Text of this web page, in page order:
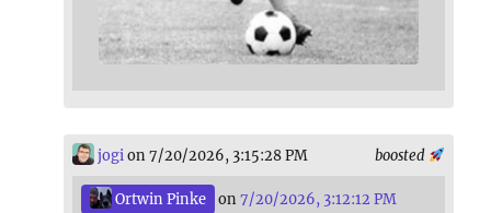
boosted
jogi on 7/20/2026, 3:15:28 PM
Ortwin Pinke on7/20/2026, 3:12:12 PM